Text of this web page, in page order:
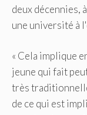
deux décennies,
une université à
« Cela implique
jeune qui fait
très
de ce qui est